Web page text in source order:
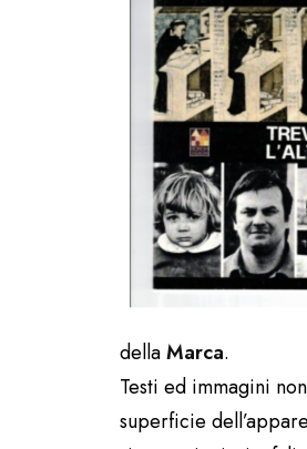
dellaMarca.
Testi ed immagini
superficie